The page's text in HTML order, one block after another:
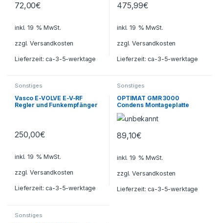
72,00€
inkl. 19 % MwSt.
zzgl.Versandkosten
Lieferzeit:ca-3-5-werktage
475,99€
inkl. 19 % MwSt.
zzgl.Versandkosten
Lieferzeit:ca-3-5-werktage
Sonstiges
Vasco E-VOLVE E-V-RF
Regler und Funkempfänger
250,00€
inkl. 19 % MwSt.
zzgl.Versandkosten
Lieferzeit:ca-3-5-werktage
Sonstiges
OPTIMAT GMR 3000
Condens Montageplatte
89,10€
inkl. 19 % MwSt.
zzgl.Versandkosten
Lieferzeit:ca-3-5-werktage
Sonstiges